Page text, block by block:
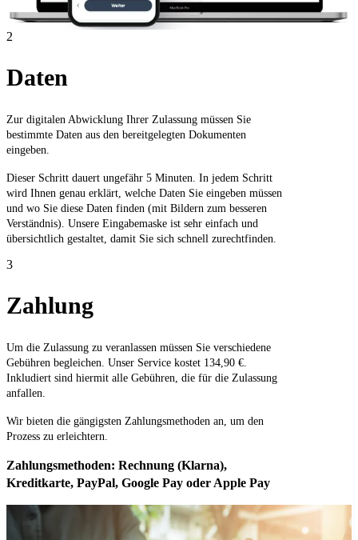
2
Daten
Zur digitalen Abwicklung Ihrer Zulassung müssen Sie
bestimmte Daten aus den bereitgelegten Dokumenten
eingeben.
Dieser Schritt dauert ungefähr 5 Minuten. In jedem Schritt
wird Ihnen genau erklärt, welche Daten Sie eingeben müssen
und wo Sie diese Daten finden (mit Bildern zum besseren
Verständnis). Unsere Eingabemaske ist sehr einfach und
übersichtlich gestaltet, damit Sie sich schnell zurechtfinden.
3
Zahlung
Um die Zulassung zu veranlassen müssen Sie verschiedene
Gebühren begleichen. Unser Service kostet 134,90 €.
Inkludiert sind hiermit alle Gebühren, die für die Zulassung
anfallen.
Wir bieten die gängigsten Zahlungsmethoden an, um den
Prozess zu erleichtern.
Zahlungsmethoden: Rechnung (Klarna),
Kreditkarte, PayPal, Google Pay oder Apple Pay